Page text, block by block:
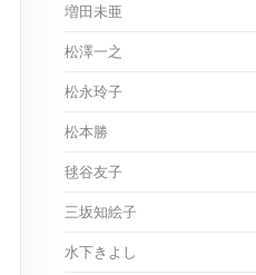
増田未亜
松澤一之
松永玲子
松本勝
毬谷友子
三坂知絵子
水下きよし